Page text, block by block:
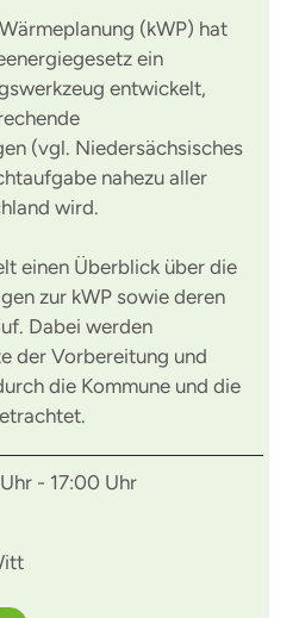
(kWP) hat
ein
entwickelt,
(vgl. Niedersächsisches
nahezu aller
wird.
einen Überblick über die
zur kWP sowie deren
Dabei werden
der Vorbereitung und
die Kommune und die
- 17:00 Uhr